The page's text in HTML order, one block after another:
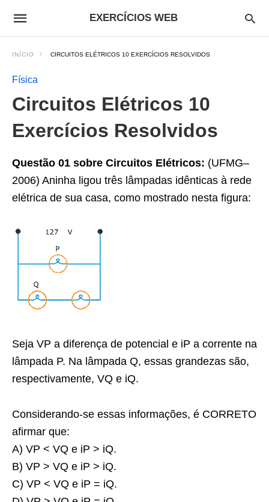
EXERCÍCIOS WEB
INÍCIO CIRCUITOS ELÉTRICOS 10 EXERCÍCIOS RESOLVIDOS
Física
Circuitos Elétricos 10
Exercícios Resolvidos
Questão 01 sobre Circuitos Elétricos: (UFMG–
2006) Aninha ligou três lâmpadas idênticas à rede
elétrica de sua casa, como mostrado nesta figura:
Seja VP a diferença de potencial e iP a corrente na
lâmpada P. Na lâmpada Q, essas grandezas são,
respectivamente, VQ e iQ.
Considerando-se essas informações, é CORRETO
afirmar que:
A) VP < VQ e iP > iQ.
B) VP > VQ e iP > iQ.
C) VP < VQ e iP = iQ.